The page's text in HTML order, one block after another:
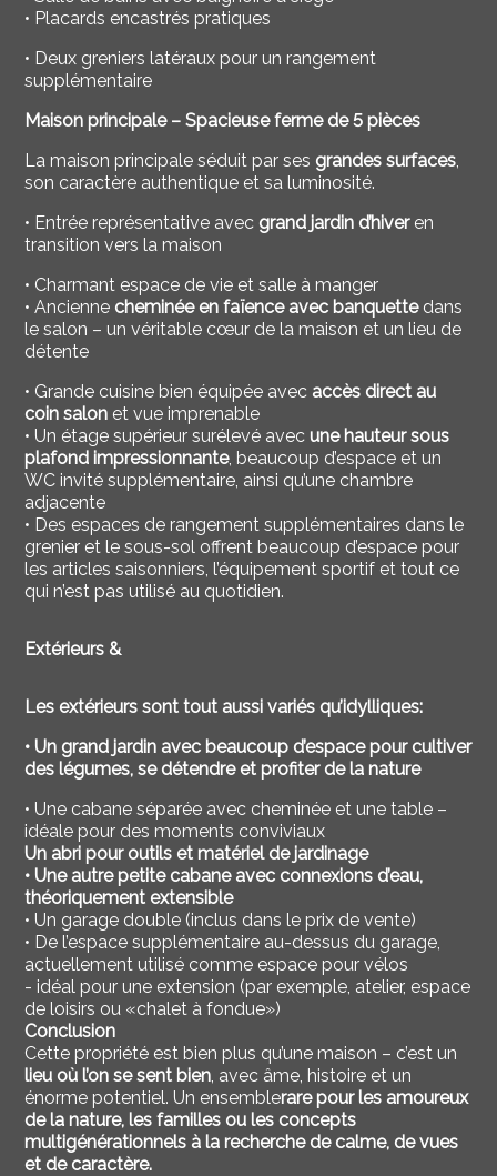
• Placards encastrés pratiques
• Deux greniers latéraux pour un rangement
supplémentaire
Maison principale – Spacieuse ferme de 5 pièces
La maison principale séduit par ses grandes surfaces,
son caractère authentique et sa luminosité.
• Entrée représentative avec grand jardin d’hiveren
transition vers la maison
• Charmant espace de vie et salle à manger
• Ancienne cheminée en faïence avec banquettedans
le salon – un véritable cœur de la maison et un lieu de
détente
• Grande cuisine bien équipée avec accès direct au
coin salon et vue imprenable
• Un étage supérieur surélevé avecune hauteur sous
plafond impressionnante, beaucoup d’espace et un
WC invité supplémentaire, ainsi qu’une chambre
adjacente
• Des espaces de rangement supplémentaires dans le
grenier et le sous-sol offrent beaucoup d’espace pour
les articles saisonniers, l’équipement sportif et tout ce
qui n’est pas utilisé au quotidien.
Extérieurs &
Les extérieurs sont tout aussi variés qu’idylliques:
• Un grand jardin avec beaucoup d’espace pour cultiver
des légumes, se détendre et profiter de la nature
• Une cabane séparée avec cheminée et une table –
idéale pour des moments conviviaux
Un abri pour outils et matériel de jardinage
• Une autre petite cabane avec connexions d’eau,
théoriquement extensible
• Un garage double (inclus dans le prix de vente)
• De l’espace supplémentaire au-dessus du garage,
actuellement utilisé comme espace pour vélos
- idéal pour une extension (par exemple, atelier, espace
de loisirs ou «chalet à fondue»)
Conclusion
Cette propriété est bien plus qu’une maison – c’est un
lieu où l’on se sent bien, avec âme, histoire et un
énorme potentiel. Un ensemblerare pour les amoureux
de la nature, les familles ou les concepts
multigénérationnels à la recherche de calme, de vues
et de caractère.